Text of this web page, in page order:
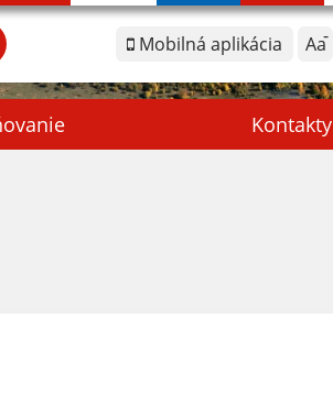
Mobilná aplikácia Aa
Kontakty